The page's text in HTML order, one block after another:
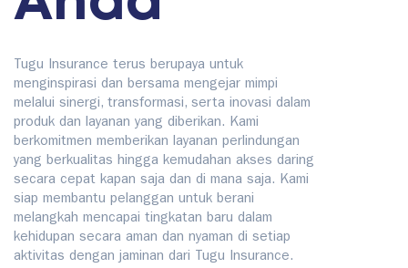
Tugu Insurance terus berupaya untuk
menginspirasi dan bersama mengejar mimpi
melalui sinergi, transformasi, serta inovasi dalam
produk dan layanan yang diberikan. Kami
berkomitmen memberikan layanan perlindungan
yang berkualitas hingga kemudahan akses daring
secara cepat kapan saja dan di mana saja. Kami
siap membantu pelanggan untuk berani
melangkah mencapai tingkatan baru dalam
kehidupan secara aman dan nyaman di setiap
aktivitas dengan jaminan dari Tugu Insurance.